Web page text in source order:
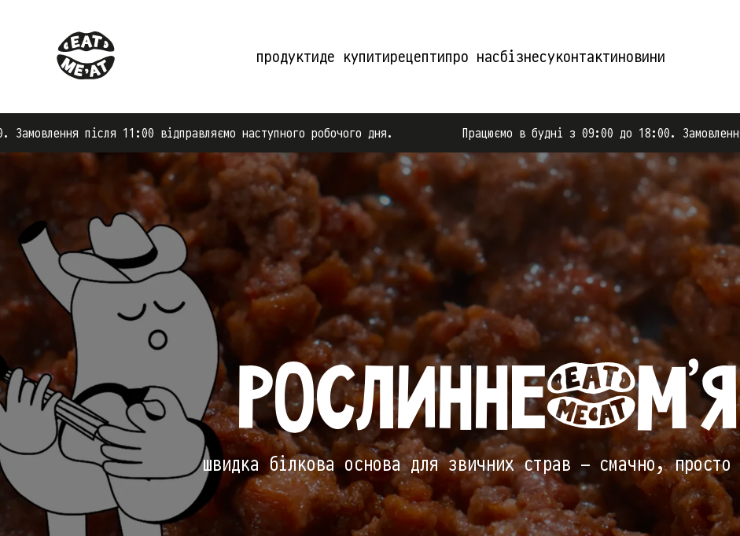
продуктиде купитирецептипро насбізнесуконтактиновини
11:00 відправляємо наступного робочого дня. Працюємо в будні з 09:00 до 18:00. Замовлення після
РОСЛИННЕ
швидка білкова основа для звичних страв — смачно,